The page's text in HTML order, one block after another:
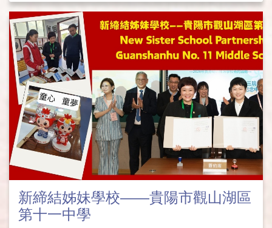
新締結姊妹學校——貴陽市觀山湖區
第十一中學